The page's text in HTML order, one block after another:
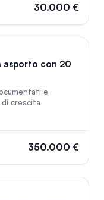
affiancamento
con la
30.000 €
asporto con 20
e
crescita
350.000 €